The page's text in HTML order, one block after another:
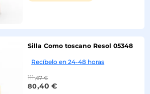
Silla Como toscano Resol 05348
Recíbelo en 24-48 horas
111 ,67 €
80,40 €
-28%